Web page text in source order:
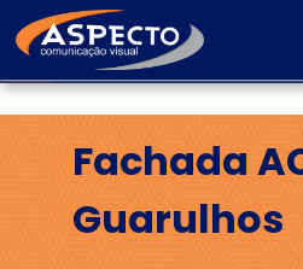
Fachada
Guarulhos